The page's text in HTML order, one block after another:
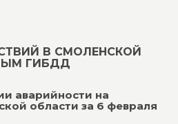
В СМОЛЕНСКОЙ
ГИБДД
аварийности на
области за 6 февраля